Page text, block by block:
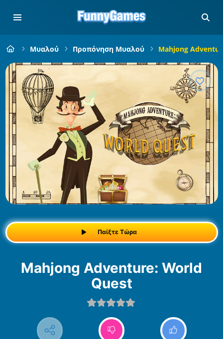
Μυαλού Προπόνηση Μυαλού Mahjong
Παίξτε Τώρα
Mahjong Adventure: World
Quest